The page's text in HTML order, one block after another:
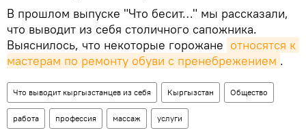
В прошлом выпуске "Что бесит…" мы рассказали,
что выводит из себя столичного сапожника.
Выяснилось, что некоторые горожане относятся к
мастерам по ремонту обуви с пренебрежением .
Что выводит кыргызстанцев из себя Кыргызстан Общество
работа профессия массаж услуги